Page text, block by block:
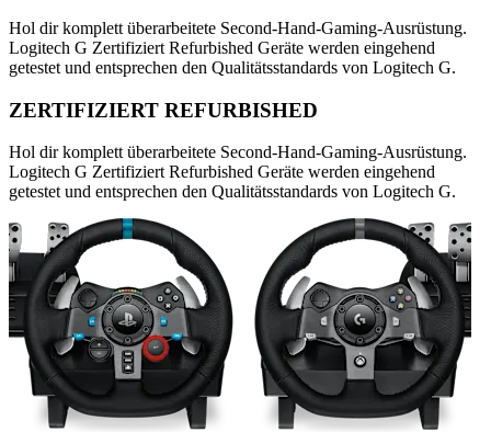
Hol dir komplett überarbeitete Second-Hand-Gaming-Ausrüstung.
Logitech G Zertifiziert Refurbished Geräte werden eingehend
getestet und entsprechen den Qualitätsstandards von Logitech G.
ZERTIFIZIERT REFURBISHED
Hol dir komplett überarbeitete Second-Hand-Gaming-Ausrüstung.
Logitech G Zertifiziert Refurbished Geräte werden eingehend
getestet und entsprechen den Qualitätsstandards von Logitech G.